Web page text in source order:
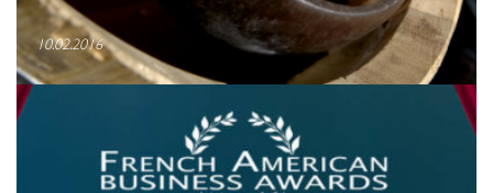
10.02.2016